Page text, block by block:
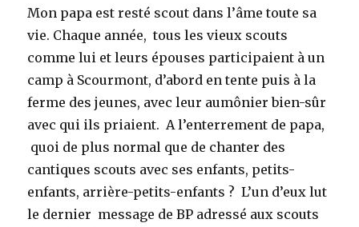
Mon papa est resté scout dans l’âme toute sa
vie. Chaque année, tous les vieux scouts
comme lui et leurs épouses participaient à un
camp à Scourmont, d’abord en tente puis à la
ferme des jeunes, avec leur aumônier bien-sûr
avec qui ils priaient. A l’enterrement de papa,
quoi de plus normal que de chanter des
cantiques scouts avec ses enfants, petits-
enfants, arrière-petits-enfants ? L’un d’eux lut
le dernier message de BP adressé aux scouts